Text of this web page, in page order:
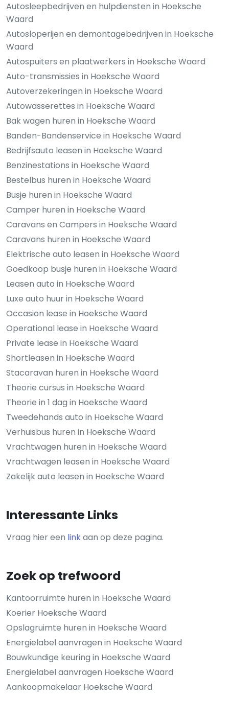
Autosleepbedrijven en hulpdiensten in Hoeksche
Waard
Autosloperijen en demontagebedrijven in Hoeksche
Waard
Autospuiters en plaatwerkers in Hoeksche Waard
Auto-transmissies in Hoeksche Waard
Autoverzekeringen in Hoeksche Waard
Autowasserettes in Hoeksche Waard
Bak wagen huren in Hoeksche Waard
Banden-Bandenservice in Hoeksche Waard
Bedrijfsauto leasen in Hoeksche Waard
Benzinestations in Hoeksche Waard
Bestelbus huren in Hoeksche Waard
Busje huren in Hoeksche Waard
Camper huren in Hoeksche Waard
Caravans en Campers in Hoeksche Waard
Caravans huren in Hoeksche Waard
Elektrische auto leasen in Hoeksche Waard
Goedkoop busje huren in Hoeksche Waard
Leasen auto in Hoeksche Waard
Luxe auto huur in Hoeksche Waard
Occasion lease in Hoeksche Waard
Operational lease in Hoeksche Waard
Private lease in Hoeksche Waard
Shortleasen in Hoeksche Waard
Stacaravan huren in Hoeksche Waard
Theorie cursus in Hoeksche Waard
Theorie in 1 dag in Hoeksche Waard
Tweedehands auto in Hoeksche Waard
Verhuisbus huren in Hoeksche Waard
Vrachtwagen huren in Hoeksche Waard
Vrachtwagen leasen in Hoeksche Waard
Zakelijk auto leasen in Hoeksche Waard
Interessante Links
Vraag hier een linkaan op deze pagina.
Zoek op trefwoord
Kantoorruimte huren in Hoeksche Waard
Koerier Hoeksche Waard
Opslagruimte huren in Hoeksche Waard
Energielabel aanvragen in Hoeksche Waard
Bouwkundige keuring in Hoeksche Waard
Energielabel aanvragen Hoeksche Waard
Aankoopmakelaar Hoeksche Waard